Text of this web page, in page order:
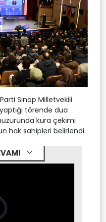
Sinop Milletvekili
törende dua
kura çekimi
hak sahipleri belirlendi.